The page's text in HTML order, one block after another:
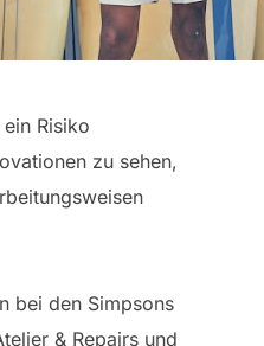
Risiko
zu sehen,
bei den Simpsons
& Repairs und